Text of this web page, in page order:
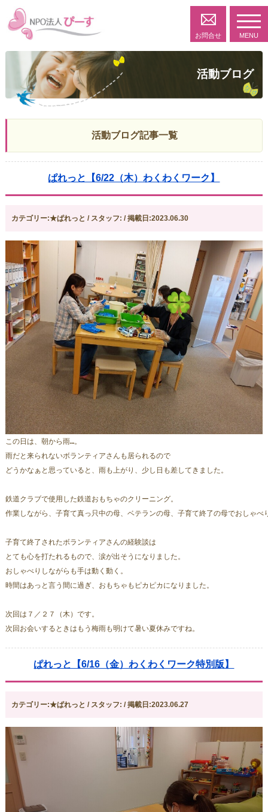
お問合せ MENU
活動ブログ
活動ブログ記事一覧
ぱれっと【6/22（木）わくわくワーク】
カテゴリー:★ぱれっと / スタッフ: / 掲載日:2023.06.30
この日は、朝から雨…。
雨だと来られないボランティアさんも居られるので
どうかなぁと思っていると、雨も上がり、少し日も差してきました。
鉄道クラブで使用した鉄道おもちゃのクリーニング。
作業しながら、子育て真っ只中の母、ベテランの母、子育て終了の母でおしゃべ
子育て終了されたボランティアさんの経験談は
とても心を打たれるもので、涙が出そうになりました。
おしゃべりしながらも手は動く動く。
時間はあっと言う間に過ぎ、おもちゃもピカピカになりました。
次回は７／２７（木）です。
次回お会いするときはもう梅雨も明けて暑い夏休みですね。
ぱれっと【6/16（金）わくわくワーク特別版】
カテゴリー:★ぱれっと / スタッフ: / 掲載日:2023.06.27